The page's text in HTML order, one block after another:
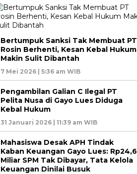
Bertumpuk Sanksi Tak Membuat PT
Rosin Berhenti, Kesan Kebal Hukum
Makin Sulit Dibantah
7 Mei 2026 | 5:36 am WIB
Pengambilan Galian C Ilegal PT
Pelita Nusa di Gayo Lues Diduga
Kebal Hukum
31 Januari 2026 | 11:39 am WIB
Mahasiswa Desak APH Tindak
Kaban Keuangan Gayo Lues: Rp24,6
Miliar SPM Tak Dibayar, Tata Kelola
Keuangan Dinilai Busuk